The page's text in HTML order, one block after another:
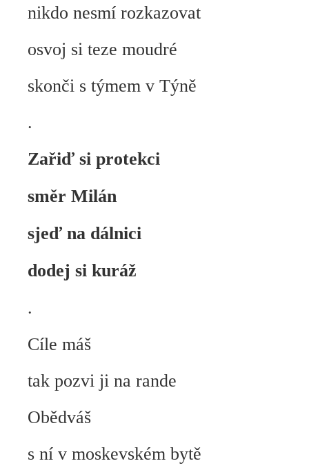
nikdo nesmí rozkazovat
osvoj si teze moudré
skonči s týmem v Týně
.
Zařiď si protekci
směr Milán
sjeď na dálnici
dodej si kuráž
.
Cíle máš
tak pozvi ji na rande
Obědváš
s ní v moskevském bytě